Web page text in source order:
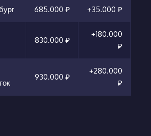
685.000 ₽ +35.000 ₽
830.000 ₽
+180.000
₽
930.000 ₽
+280.000
₽